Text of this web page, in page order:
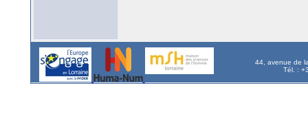
44, avenue de
Tél. :